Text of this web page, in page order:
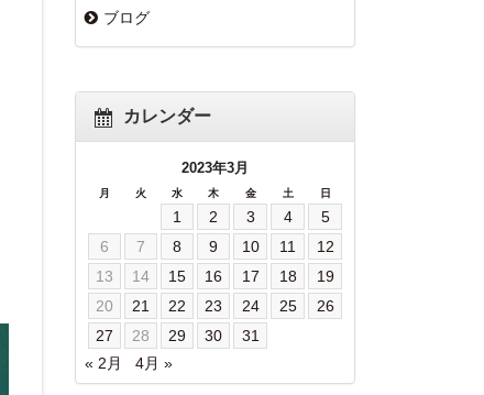
ブログ
カレンダー
2023年3月
月 火 水 木 金 土 日
1 2 3 4
5
6
7 8 9 10 11
12
13
14 15 16 17 18
19
20
21 22 23 24 25
26
27
28 29 30
31
« 2月
4月 »